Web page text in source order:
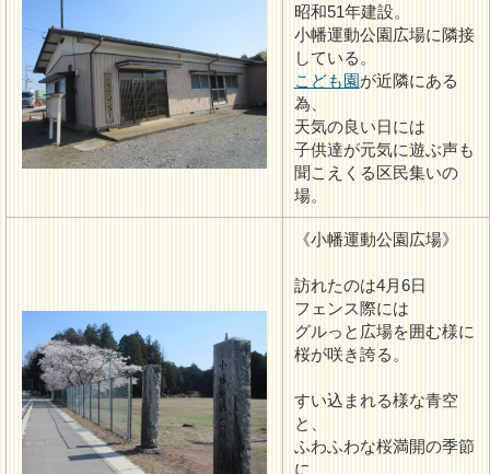
昭和51年建設。
小幡運動公園広場に隣接
している。
こども園が近隣にある
為、
天気の良い日には
子供達が元気に遊ぶ声も
聞こえくる区民集いの
場。
《小幡運動公園広場》
訪れたのは4月6日
フェンス際には
グルっと広場を囲む様に
桜が咲き誇る。
すい込まれる様な青空
と、
ふわふわな桜満開の季節
に